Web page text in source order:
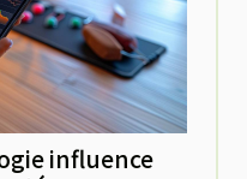
influence